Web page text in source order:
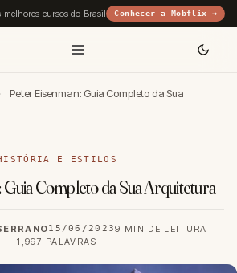
cursos do Brasil Conhecer a Mobflix →
Peter Eisenman: Guia Completo da Sua
E ESTILOS
Completo da Sua Arquitetura
15/06/20239 MIN DE LEITURA
1,997 PALAVRAS